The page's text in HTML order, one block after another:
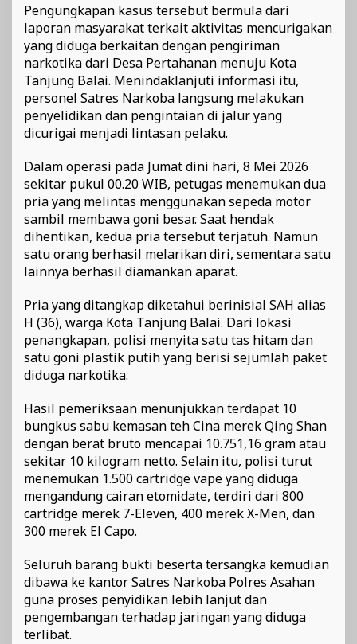
Pengungkapan kasus tersebut bermula dari
laporan masyarakat terkait aktivitas mencurigakan
yang diduga berkaitan dengan pengiriman
narkotika dari Desa Pertahanan menuju Kota
Tanjung Balai. Menindaklanjuti informasi itu,
personel Satres Narkoba langsung melakukan
penyelidikan dan pengintaian di jalur yang
dicurigai menjadi lintasan pelaku.
Dalam operasi pada Jumat dini hari, 8 Mei 2026
sekitar pukul 00.20 WIB, petugas menemukan dua
pria yang melintas menggunakan sepeda motor
sambil membawa goni besar. Saat hendak
dihentikan, kedua pria tersebut terjatuh. Namun
satu orang berhasil melarikan diri, sementara satu
lainnya berhasil diamankan aparat.
Pria yang ditangkap diketahui berinisial SAH alias
H (36), warga Kota Tanjung Balai. Dari lokasi
penangkapan, polisi menyita satu tas hitam dan
satu goni plastik putih yang berisi sejumlah paket
diduga narkotika.
Hasil pemeriksaan menunjukkan terdapat 10
bungkus sabu kemasan teh Cina merek Qing Shan
dengan berat bruto mencapai 10.751,16 gram atau
sekitar 10 kilogram netto. Selain itu, polisi turut
menemukan 1.500 cartridge vape yang diduga
mengandung cairan etomidate, terdiri dari 800
cartridge merek 7-Eleven, 400 merek X-Men, dan
300 merek El Capo.
Seluruh barang bukti beserta tersangka kemudian
dibawa ke kantor Satres Narkoba Polres Asahan
guna proses penyidikan lebih lanjut dan
pengembangan terhadap jaringan yang diduga
terlibat.